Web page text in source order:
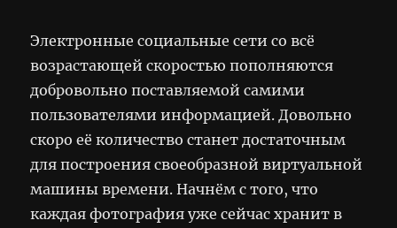
Электронные социальные сети со всё
возрастающей скоростью пополняются
добровольно поставляемой самими
пользователями информацией. Довольно
скоро её количество станет достаточным
для построения своеобразной виртуальной
машины времени. Начнём с того, что
каждая фотография уже сейчас хранит в